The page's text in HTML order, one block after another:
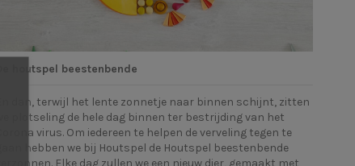
De houtspel beestenbende
En dan, terwijl het lente zonnetje naar binnen schijnt, zitten
we plotseling de hele dag binnen ter bestrijding van het
Corona virus. Om iedereen te helpen de verveling tegen te
gaan hebben we bij Houtspel de Houtspel beestenbende